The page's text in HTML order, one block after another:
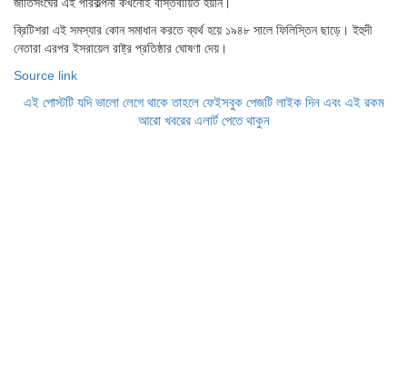
জাতিসংঘের এই পরিকল্পনা কখনোই বাস্তবায়িত হয়নি।
ব্রিটিশরা এই সমস্যার কোন সমাধান করতে ব্যর্থ হয়ে ১৯৪৮ সালে ফিলিস্তিন ছাড়ে। ইহুদী
নেতারা এরপর ইসরায়েল রাষ্ট্র প্রতিষ্ঠার ঘোষণা দেয়।
Source link
এই পোস্টটি যদি ভালো লেগে থাকে তাহলে ফেইসবুক পেজটি লাইক দিন এবং এই রকম
আরো খবরের এলার্ট পেতে থাকুন